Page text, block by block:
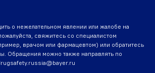
о нежелательном явлении или жалобе на
свяжитесь со специалистом
врачом или фармацевтом) или обратитесь
Обращения можно также направлять по